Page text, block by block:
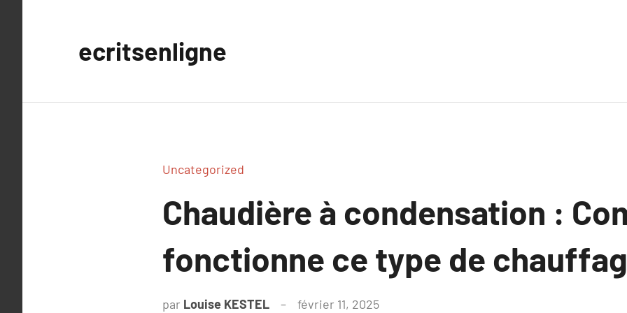
ecritsenligne
Uncategorized
Chaudière à condensation :
fonctionne ce type de
par Louise KESTEL février 11, 2025